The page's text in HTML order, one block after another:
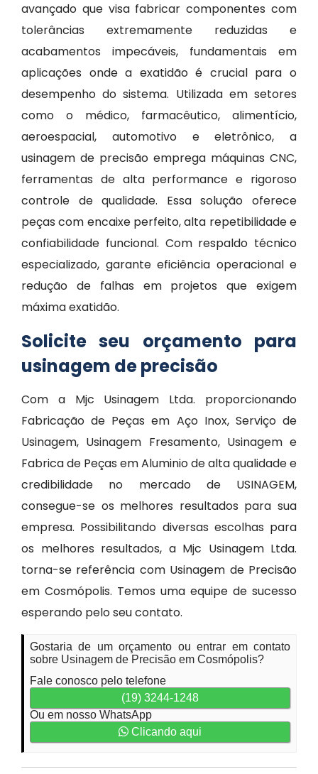
avançado que visa fabricar componentes com
tolerâncias extremamente reduzidas e
acabamentos impecáveis, fundamentais em
aplicações onde a exatidão é crucial para o
desempenho do sistema. Utilizada em setores
como o médico, farmacêutico, alimentício,
aeroespacial, automotivo e eletrônico, a
usinagem de precisão emprega máquinas CNC,
ferramentas de alta performance e rigoroso
controle de qualidade. Essa solução oferece
peças com encaixe perfeito, alta repetibilidade e
confiabilidade funcional. Com respaldo técnico
especializado, garante eficiência operacional e
redução de falhas em projetos que exigem
máxima exatidão.
Solicite seu orçamento para
usinagem de precisão
Com a Mjc Usinagem Ltda. proporcionando
Fabricação de Peças em Aço Inox, Serviço de
Usinagem, Usinagem Fresamento, Usinagem e
Fabrica de Peças em Aluminio de alta qualidade e
credibilidade no mercado de USINAGEM,
consegue-se os melhores resultados para sua
empresa. Possibilitando diversas escolhas para
os melhores resultados, a Mjc Usinagem Ltda.
torna-se referência com Usinagem de Precisão
em Cosmópolis. Temos uma equipe de sucesso
esperando pelo seu contato.
Gostaria de um orçamento ou entrar em contato
sobre Usinagem de Precisão em Cosmópolis?
Fale conosco pelo telefone
(19) 3244-1248
Ou em nosso WhatsApp
Clicando aqui